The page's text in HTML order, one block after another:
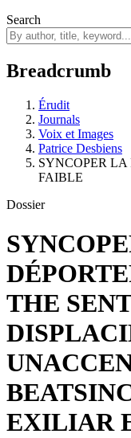
Search
Breadcrumb
Érudit
Journals
Voix et Images
Patrice Desbiens
SYNCOPER LA
FAIBLE
Dossier
THE
BEAT
EXILIAR